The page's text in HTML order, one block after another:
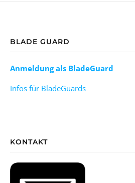
BLADE GUARD
Anmeldung als BladeGuard
Infos für BladeGuards
KONTAKT